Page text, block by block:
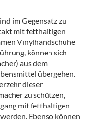
im Gegensatz zu
mit fetthaltigen
Vinylhandschuhe
können sich
aus dem
übergehen.
dieser
zu schützen,
mit fetthaltigen
Ebenso können